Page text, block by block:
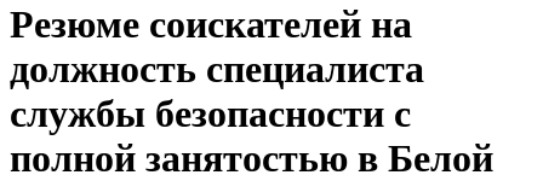
Резюме соискателей на
должность специалиста
службы безопасности с
полной занятостью в Белой